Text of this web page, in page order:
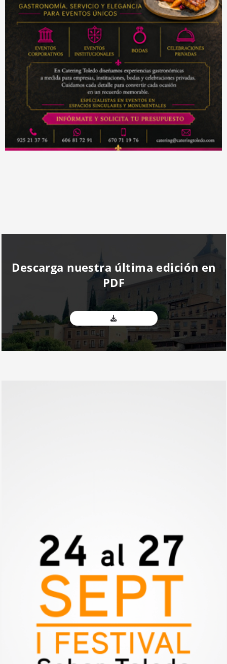
Descarga nuestra última edición en
PDF